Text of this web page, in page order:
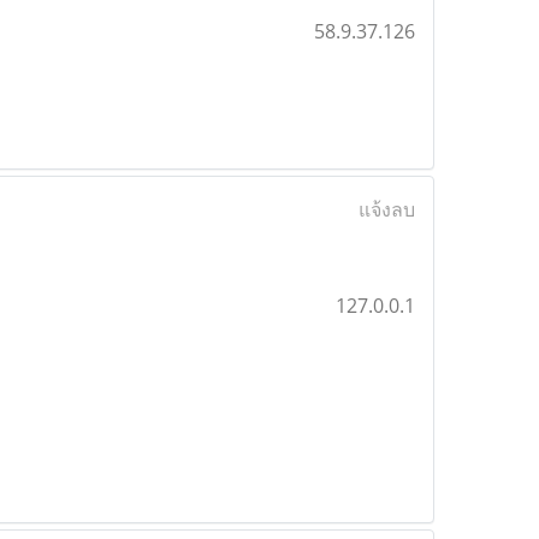
58.9.37.126
แจ้งลบ
127.0.0.1